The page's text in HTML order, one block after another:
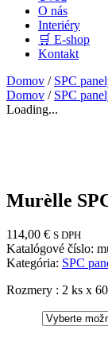
O nás
Interiéry
🛒 E-shop
Kontakt
Domov / SPC
Domov / SPC
Loading...
Murèlle
114,00 € S DPH
Katalógové číslo:
Kategória: SPC
Rozmery : 2 ks x